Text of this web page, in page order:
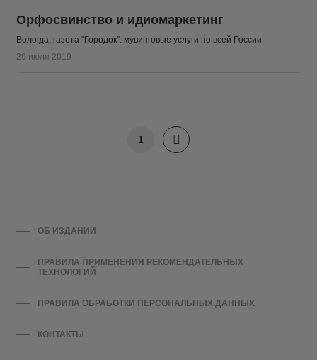
Орфосвинство и идиомаркетинг
Вологда, газета "Городок": мувинговые услуги по всей России
29 июля 2019
1
ОБ ИЗДАНИИ
ПРАВИЛА ПРИМЕНЕНИЯ РЕКОМЕНДАТЕЛЬНЫХ
ТЕХНОЛОГИЙ
ПРАВИЛА ОБРАБОТКИ ПЕРСОНАЛЬНЫХ ДАННЫХ
КОНТАКТЫ